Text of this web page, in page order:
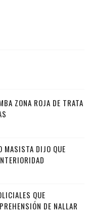
ZONA ROJA DE TRATA
MASISTA DIJO QUE
QUE
DE NALLAR